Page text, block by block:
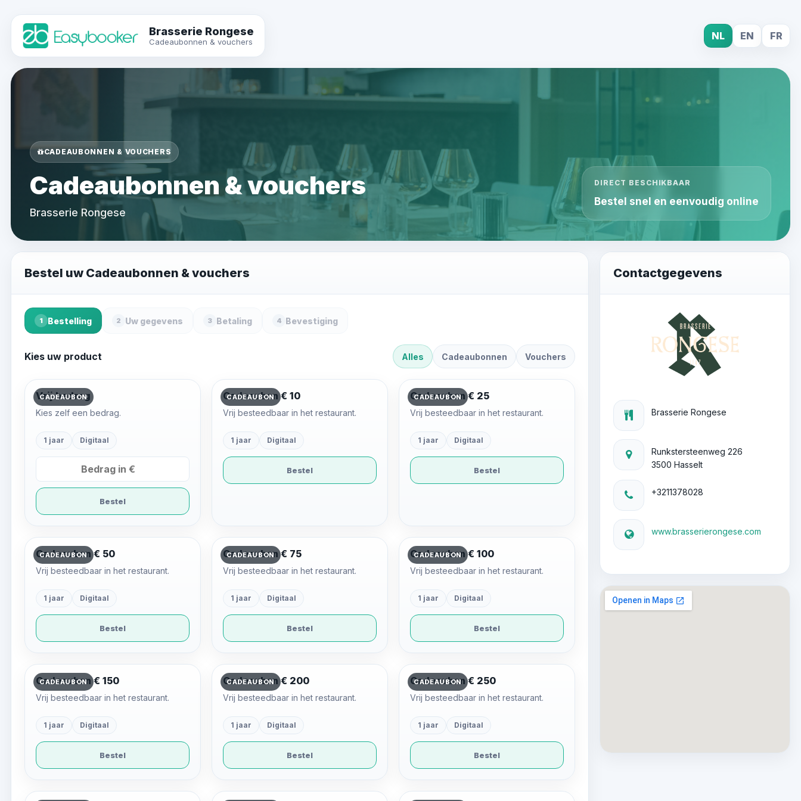
Brasserie Rongese
Cadeaubonnen & vouchers NL EN FR
CADEAUBONNEN & VOUCHERS
Cadeaubonnen & vouchers
Brasserie Rongese
DIRECT BESCHIKBAAR
Bestel snel en eenvoudig online
Bestel uw Cadeaubonnen & vouchers
1 Bestelling 2 Uw gegevens 3 Betaling 4 Bevestiging
Kies uw product Alles Cadeaubonnen Vouchers
CADEAUBON
Vrij bedrag
Kies zelf een bedrag.
1 jaar Digitaal
Bestel
CADEAUBON
Cadeaubon € 10
Vrij besteedbaar in het restaurant.
1 jaar Digitaal
Bestel
CADEAUBON
Cadeaubon € 25
Vrij besteedbaar in het restaurant.
1 jaar Digitaal
Bestel
CADEAUBON
Cadeaubon € 50
Vrij besteedbaar in het restaurant.
1 jaar Digitaal
Bestel
CADEAUBON
Cadeaubon € 75
Vrij besteedbaar in het restaurant.
1 jaar Digitaal
Bestel
CADEAUBON
Cadeaubon € 100
Vrij besteedbaar in het restaurant.
1 jaar Digitaal
Bestel
CADEAUBON
Cadeaubon € 150
Vrij besteedbaar in het restaurant.
1 jaar Digitaal
Bestel
CADEAUBON
Cadeaubon € 200
Vrij besteedbaar in het restaurant.
1 jaar Digitaal
Bestel
CADEAUBON
Cadeaubon € 250
Vrij besteedbaar in het restaurant.
1 jaar Digitaal
Bestel
Contactgegevens
Brasserie Rongese
Runkstersteenweg 226
3500 Hasselt
+3211378028
www.brasserierongese.com